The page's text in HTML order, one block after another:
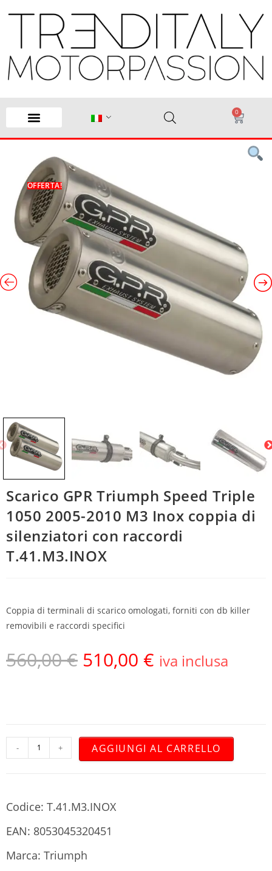
0
OFFERTA!
Scarico GPR Triumph Speed Triple
1050 2005-2010 M3 Inox coppia di
silenziatori con raccordi
T.41.M3.INOX
Coppia di terminali di scarico omologati, forniti con db killer
removibili e raccordi specifici
560,00€ 510,00 € iva inclusa
- + AGGIUNGI AL CARRELLO
Codice: T.41.M3.INOX
EAN: 8053045320451
Marca: Triumph